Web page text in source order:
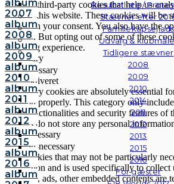
Resultatliste /
Stævner efter
Familiekapsejlads
Udvalg &
Tidligere stævner
2008
2009
2010
2014
2011
2012
2013
2015
2016
For gæster
fotos
album
2007
album
2008
album
2009
album
2010
album
2011
album
2012
album
2015
album
2016
album
also use third-party cookies that help us
you use this website. These cookies will be
only with your consent. You also have the
cookies. But opting out of some of these
browsing experience.
Necessary
Necessary
Altid aktiveret
Necessary cookies are absolutely essential
function properly. This category only
basic functionalities and security features of
cookies do not store any personal
Non-necessary
Non-necessary
Any cookies that may not be particularly
to function and is used specifically to collect
analytics, ads, other embedded contents are